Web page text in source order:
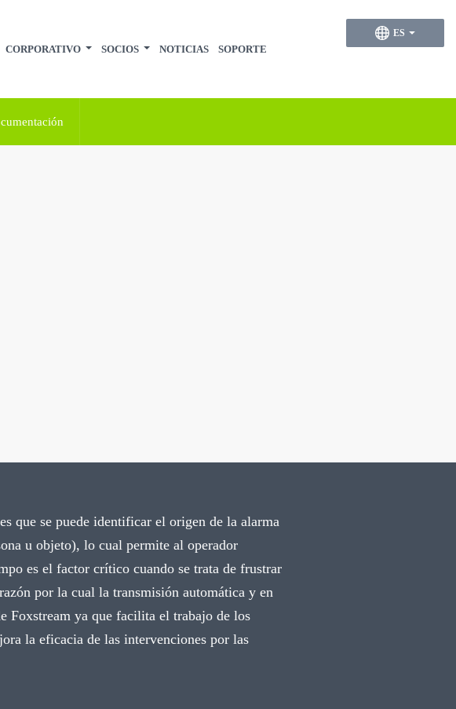
CORPORATIVO SOCIOS NOTICIAS SOPORTE
ES
que se puede identificar el origen de la alarma
u objeto), lo cual permite al operador
es el factor crítico cuando se trata de frustrar
por la cual la transmisión automática y en
Foxstream ya que facilita el trabajo de los
la eficacia de las intervenciones por las